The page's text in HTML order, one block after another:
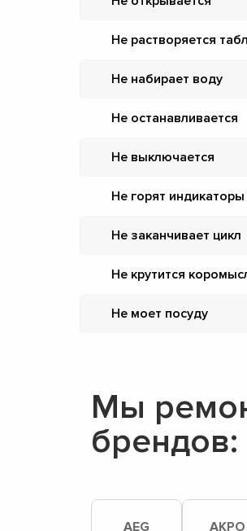
Не растворяется
Не набирает воду
Не останавливается
Не выключается
Не горят индикаторы
Не заканчивает цикл
Не крутится
Не моет посуду
Мы
брендов:
AEG AKPO